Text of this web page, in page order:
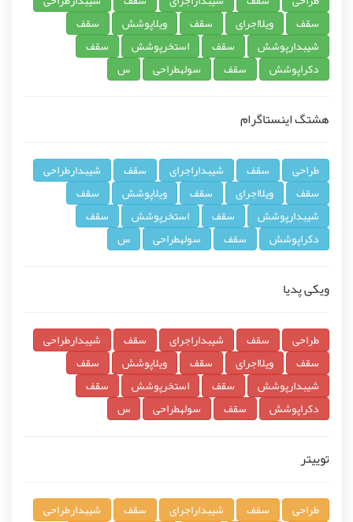
سقف
ویلااجرای سقف ویلاپوشش
سقف
شیبدارپوشش
سقف استخرپوشش
سقف
دکراپوشش
سقف سولهطراحی س
هشتگ اینستاگرام
طراحی سقف شیبداراجرای سقف
شیبدارطراحی
سقف
ویلااجرای سقف ویلاپوشش
سقف
شیبدارپوشش
سقف استخرپوشش
سقف
دکراپوشش
سقف سولهطراحی س
ویکی پدیا
طراحی سقف شیبداراجرای سقف
شیبدارطراحی
سقف
ویلااجرای سقف ویلاپوشش
سقف
شیبدارپوشش
سقف استخرپوشش
سقف
دکراپوشش
سقف سولهطراحی س
توییتر
طراحی سقف شیبداراجرای سقف
شیبدارطراحی